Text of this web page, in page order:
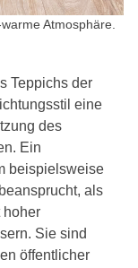
Atmosphäre.
Teppichs der
eine
des
Ein
beispielsweise
als
hoher
Sie sind
öffentlicher